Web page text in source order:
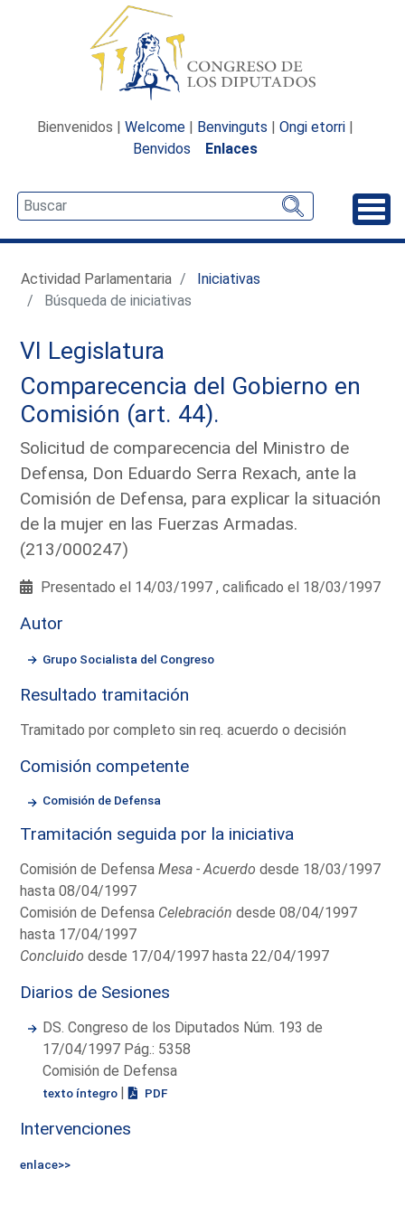
Bienvenidos | Welcome | Benvinguts | Ongi etorri |
Benvidos
Enlaces
Actividad Parlamentaria
Iniciativas
Búsqueda de iniciativas
VI Legislatura
Comparecencia del Gobierno en
Comisión (art. 44).
Solicitud de comparecencia del Ministro de
Defensa, Don Eduardo Serra Rexach, ante la
Comisión de Defensa, para explicar la situación
de la mujer en las Fuerzas Armadas.
(213/000247)
Presentado el 14/03/1997 , calificado el 18/03/1997
Autor
Grupo Socialista del Congreso
Resultado tramitación
Tramitado por completo sin req. acuerdo o decisión
Comisión competente
Comisión de Defensa
Tramitación seguida por la iniciativa
Comisión de DefensaMesa - Acuerdo desde 18/03/1997
hasta 08/04/1997
Comisión de Defensa Celebración desde 08/04/1997
hasta 17/04/1997
Concluido desde 17/04/1997 hasta 22/04/1997
Diarios de Sesiones
DS. Congreso de los Diputados Núm. 193 de
17/04/1997 Pág.: 5358
Comisión de Defensa
texto íntegro | PDF
Intervenciones
enlace>>